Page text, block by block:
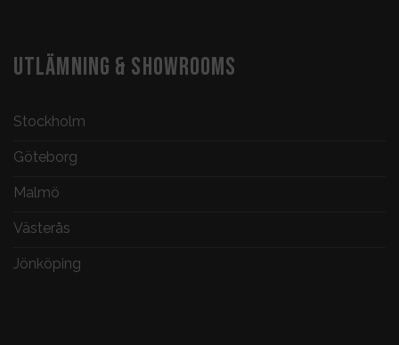
UTLÄMNING & SHOWROOMS
Stockholm
Göteborg
Malmö
Västerås
Jönköping